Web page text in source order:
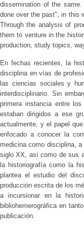
dissemination of the
done over the past", in this
Through the analysis of
them to venture in the
production, study topics,
En fechas recientes, la
disciplina en vías de
las ciencias sociales y
interdisciplinario. Sin
primera instancia entre
estaban dirigidos a ese
actualmente, y el papel
enfocado a conocer la
medicina como disciplina,
siglo XX, así como de sus
la historiografía como la
plantea el estudio del
producción escrita de los
a incursionar en la
bibliohemerográfica en
publicación.